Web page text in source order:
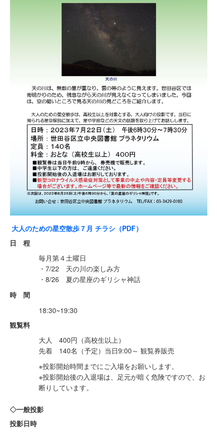
大人のための星空散歩７月 チラシ（PDF）
日 程
毎月第４土曜日
・7/22 天の川の楽しみ方
・8/26 夏の星座のギリシャ神話
時 間
18:30~19:30
観覧料
大人 400円（高校生以上）
先着 140名（予定）当日9:00～ 観覧券販売
※投影開始時間までにご入場をお願いします。
※投影開始後の入退場は、足元が暗く危険ですので、お
断りしています。
◇一般投影
投影日時